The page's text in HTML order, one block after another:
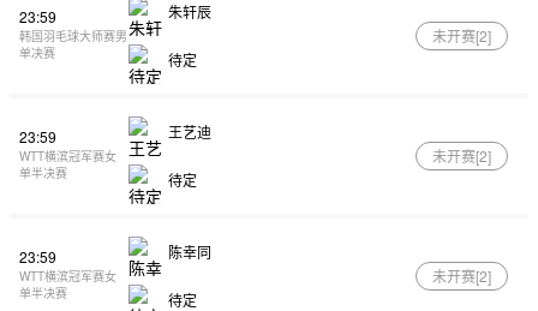
23:59
韩国羽毛球大师赛男
单决赛
朱轩辰
待定
未开赛[2]
23:59
WTT横滨冠军赛女
单半决赛
王艺迪
待定
未开赛[2]
23:59
WTT横滨冠军赛女
单半决赛
陈幸同
待定
未开赛[2]